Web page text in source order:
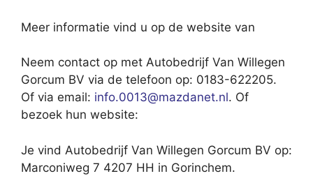
Meer informatie vind u op de website van
Neem contact op met Autobedrijf Van Willegen
Gorcum BV via de telefoon op: 0183-622205.
Of via email: info.0013@mazdanet.nl. Of
bezoek hun website:
Je vind Autobedrijf Van Willegen Gorcum BV op:
Marconiweg 7 4207 HH in Gorinchem.